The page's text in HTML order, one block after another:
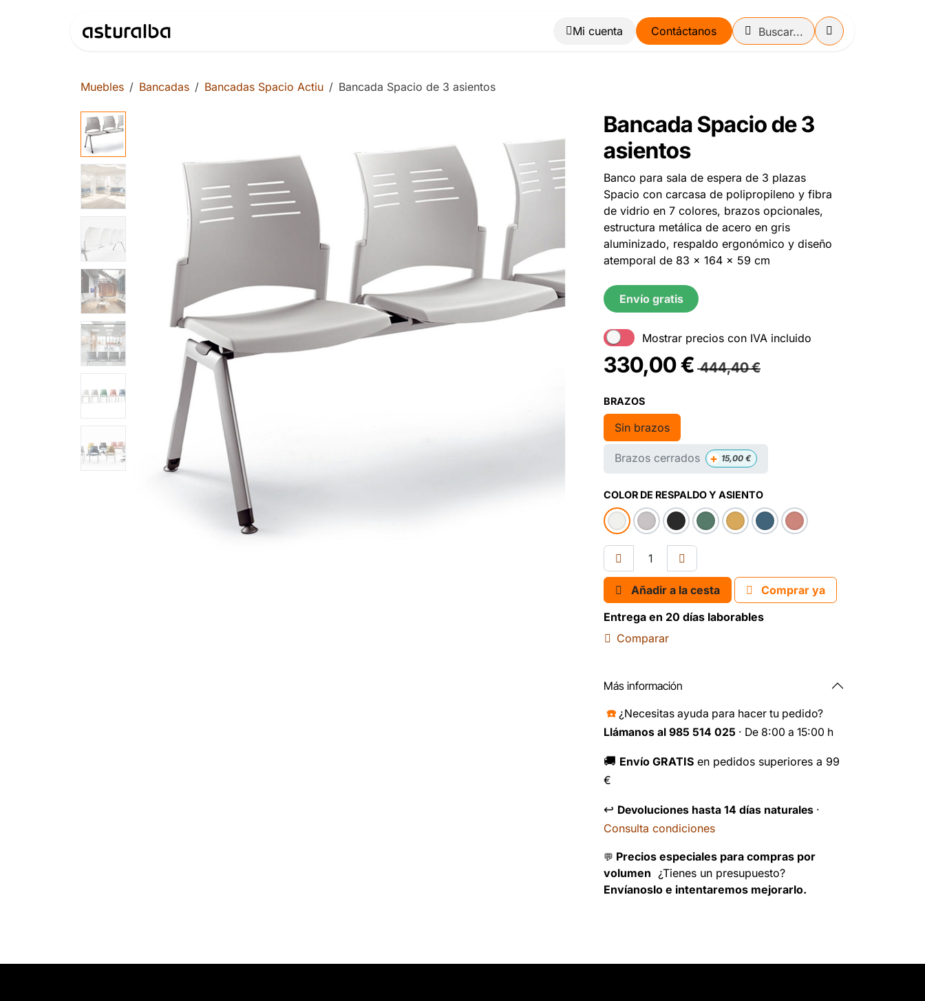
Blog Contáctanos
Muebles Bancadas Bancadas Spacio Actiu Bancada Spacio de 3 asientos
Bancada Spacio de 3
asientos
Banco para sala de espera de 3 plazas
Spacio con carcasa de polipropileno y fibra
de vidrio en 7 colores, brazos opcionales,
estructura metálica de acero en gris
aluminizado, respaldo ergonómico y diseño
atemporal de 83 x 164 x 59 cm
Envío gratis
Mostrar precios con IVA incluido
330,00€ 444,40€
BRAZOS
Sin brazos
Brazos cerrados + 15,00 €
COLOR DE RESPALDO Y ASIENTO
Añadir a la cesta
Comprar ya
Entrega en 20 días laborables
Comparar
Más información
☎️ ¿Necesitas ayuda para hacer tu pedido?
Llámanos al 985 514 025 · De 8:00 a 15:00 h
🚚 Envío GRATIS en pedidos superiores a 99
€
↩️ Devoluciones hasta 14 días naturales ·
Consulta condiciones
💬 Precios especiales para compras por
volumen ¿Tienes un presupuesto?
Envíanoslo e intentaremos mejorarlo.